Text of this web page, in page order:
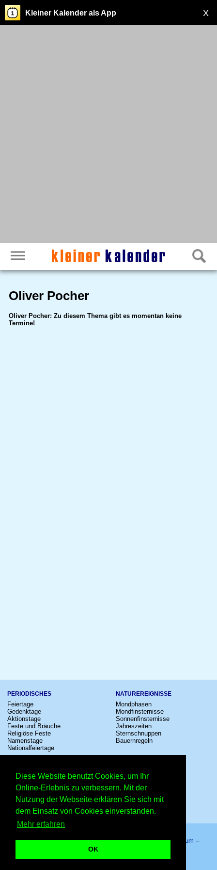
Diese Website benutzt Cookies, um Ihr
Online-Erlebnis zu verbessern. Mit der
Nutzung der Webseite erklären Sie sich mit
dem Einsatz von Cookies einverstanden.
Mehr erfahren
OK
X
Kleiner Kalender als App
Oliver Pocher
Oliver Pocher: Zu diesem Thema gibt es momentan keine
Termine!
PERIODISCHES
Feiertage
Gedenktage
Aktionstage
Feste und Bräuche
Religiöse Feste
Namenstage
Nationalfeiertage
NATUREREIGNISSE
Mondphasen
Mondfinsternisse
Sonnenfinsternisse
Jahreszeiten
Sternschnuppen
Bauernregeln
Kinostarts
Festivals
Fußball
Comedy
Shows
Sternzeichen
Schalttage
Messen
Erinnerungen
Volksfeste
Startseite–Kalender–Lexikon–App–Sitemap–Impressum –
Datenschutzhinweis
Oliver Pocher – Copyright © 2026 Kleiner Kalender